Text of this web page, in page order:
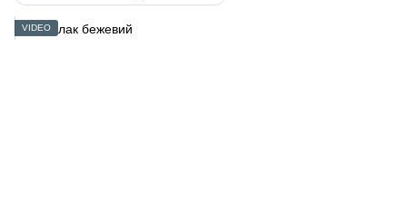
VIDEO